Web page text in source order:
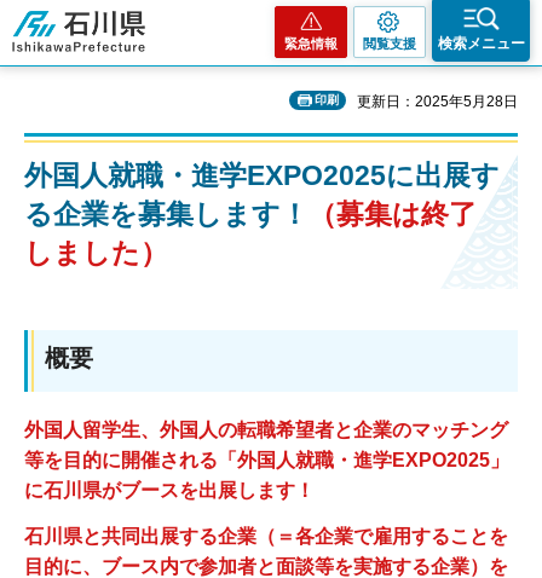
石川県
緊急情報 閲覧支援 検索メニュー
印刷 更新日：2025年5月28日
外国人就職・進学EXPO2025に出展す
る企業を募集します！
（募集は終了
しました）
概要
外国人留学生、外国人の転職希望者と企業のマッチング
等を目的に開催される「外国人就職・進学EXPO2025」
に石川県がブースを出展します！
石川県と共同出展する企業（＝各企業で雇用することを
目的に、ブース内で参加者と面談等を実施する企業）を